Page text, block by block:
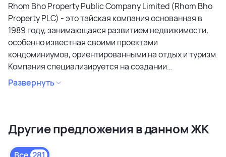
Rhom Bho Property Public Company Limited (Rhom Bho
Property PLC) - это тайская компания основанная в
1989 году, занимающаяся развитием недвижимости,
особенно известная своими проектами
кондоминиумов, ориентированными на отдых и туризм.
Компания специализируется на создании
кондоминиумов в привлекательных районах, уделяя
особое внимание дизайну, качеству строительства и
коммерческих объектах и жилой недвижимости
высокого качества в сегментах недвижимости
премиального и среднего класса. Среди районов
Развернуть
Другие предложения в данном ЖК